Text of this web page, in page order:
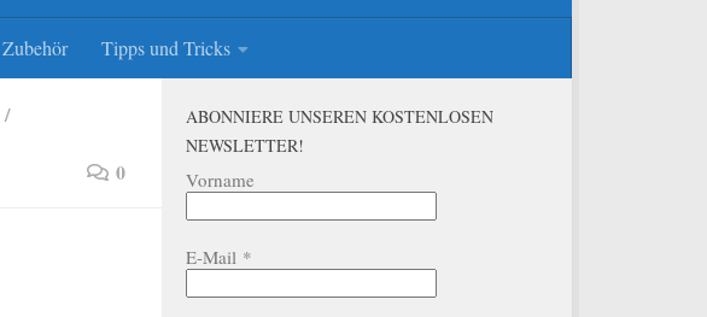
Zubehör Tipps und Tricks
/
0
ABONNIERE UNSEREN KOSTENLOSEN
NEWSLETTER!
Vorname
E-Mail *